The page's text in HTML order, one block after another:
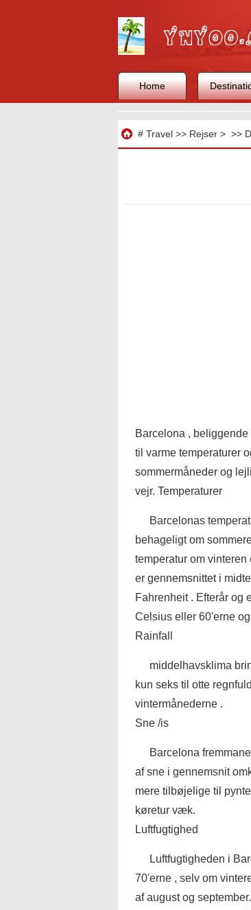
Home
# Travel>> Rejser> >>
Barcelona ,
til varme temperaturer
sommermåneder og
vejr. Temperaturer
Barcelonas
behageligt om
temperatur om
er gennemsnittet i
Fahrenheit . Efterår og
Celsius eller 60'erne
Rainfall
middelhavsklima
kun seks til otte
vintermånederne .
Sne /is
Barcelona
af sne i gennemsnit
mere tilbøjelige til
køretur væk.
Luftfugtighed
Luftfugtigheden i
70'erne , selv om
af august og